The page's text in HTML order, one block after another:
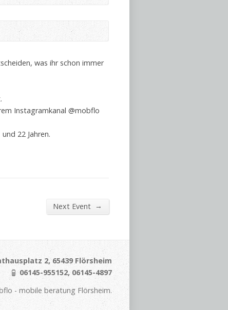
was ihr schon immer
Instagramkanal @mobflo
22 Jahren.
Next Event →
2, 65439 Flörsheim
06145-955152, 06145-4897
- mobile beratung Flörsheim.